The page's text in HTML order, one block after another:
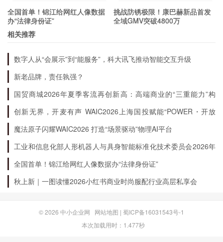
全国首单！锦江给网红人像数据
办“法律身份证”
挑战防锈极限！康巴赫新品首发
全域GMV突破4800万
相关推荐
数字人从“会展示”到“能服务”，科大讯飞推动智能交互升级
新老品牌，责任孰强？
国贸商城2026年夏季客流再创新高：高端商业的“三重能力”构
创新无界，开麦有声 WAIC2026上海国投赋能“POWER・开放
麦”专场成功举办
魔法原子闪耀WAIC2026 打造“场景驱动”物理AI平台
工业和信息化部人形机器人与具身智能标准化技术委员会2026年
度全体会议暨“标准周”活动在浙江绍兴召开
全国首单！锦江给网红人像数据办“法律身份证”
秋上新｜一图读懂2026小红书商业时尚服配行业高层私享会
© 2026 中小企业网 网站地图 | 蜀ICP备16031543号-1
本次加载用时：1.477秒